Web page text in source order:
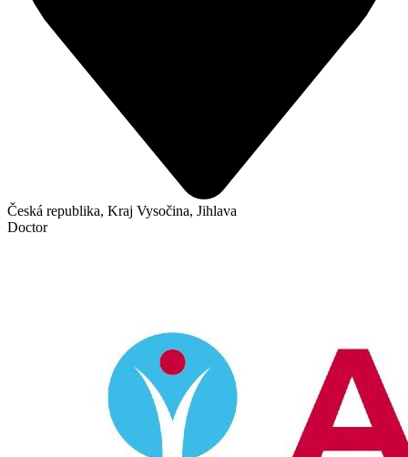
Česká republika, Kraj Vysočina, Jihlava
Doctor